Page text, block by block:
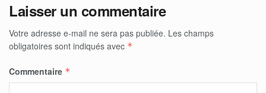
Laisser un commentaire
Votre adresse e-mail ne sera pas publiée. Les champs
obligatoires sont indiqués avec *
Commentaire *